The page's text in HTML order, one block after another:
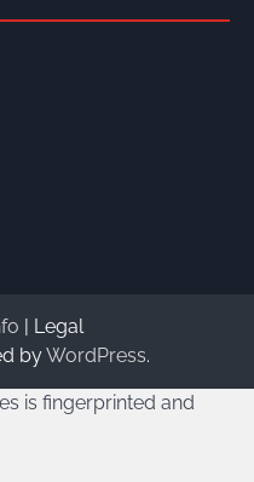
| Legal
byWordPress.
is fingerprinted and